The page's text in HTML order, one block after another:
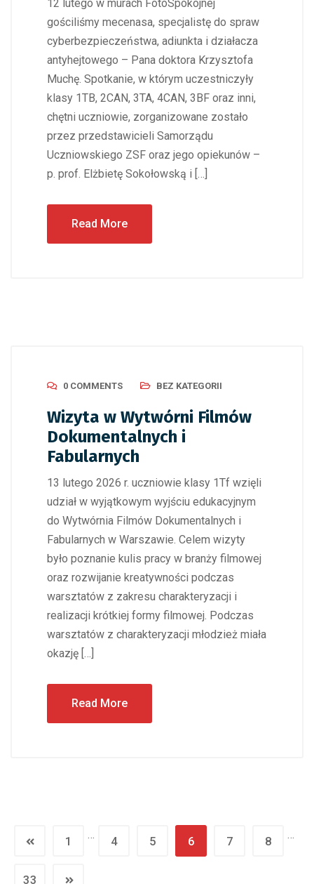
12 lutego w murach FotoSpokojnej
gościliśmy mecenasa, specjalistę do spraw
cyberbezpieczeństwa, adiunkta i działacza
antyhejtowego – Pana doktora Krzysztofa
Muchę. Spotkanie, w którym uczestniczyły
klasy 1TB, 2CAN, 3TA, 4CAN, 3BF oraz inni,
chętni uczniowie, zorganizowane zostało
przez przedstawicieli Samorządu
Uczniowskiego ZSF oraz jego opiekunów –
p. prof. Elżbietę Sokołowską i […]
Read More
0 COMMENTS BEZ KATEGORII
Wizyta w Wytwórni Filmów
Dokumentalnych i
Fabularnych
13 lutego 2026 r. uczniowie klasy 1Tf wzięli
udział w wyjątkowym wyjściu edukacyjnym
do Wytwórnia Filmów Dokumentalnych i
Fabularnych w Warszawie. Celem wizyty
było poznanie kulis pracy w branży filmowej
oraz rozwijanie kreatywności podczas
warsztatów z zakresu charakteryzacji i
realizacji krótkiej formy filmowej. Podczas
warsztatów z charakteryzacji młodzież miała
okazję […]
Read More
1 … 4 5 6 7 8 …
33